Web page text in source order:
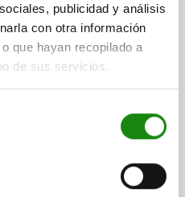
publicidad y análisis
con otra información
que hayan recopilado a
de sus servicios.